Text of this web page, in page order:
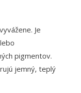
Je
pigmentov.
jemný, teplý